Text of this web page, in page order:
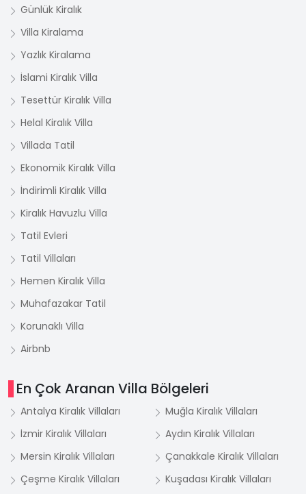
Günlük Kiralık
Villa Kiralama
Yazlık Kiralama
İslami Kiralık Villa
Tesettür Kiralık Villa
Helal Kiralık Villa
Villada Tatil
Ekonomik Kiralık Villa
İndirimli Kiralık Villa
Kiralık Havuzlu Villa
Tatil Evleri
Tatil Villaları
Hemen Kiralık Villa
Muhafazakar Tatil
Korunaklı Villa
Airbnb
En Çok Aranan Villa Bölgeleri
Antalya Kiralık Villaları
Muğla Kiralık Villaları
İzmir Kiralık Villaları
Aydın Kiralık Villaları
Mersin Kiralık Villaları
Çanakkale Kiralık Villaları
Çeşme Kiralık Villaları
Kuşadası Kiralık Villaları